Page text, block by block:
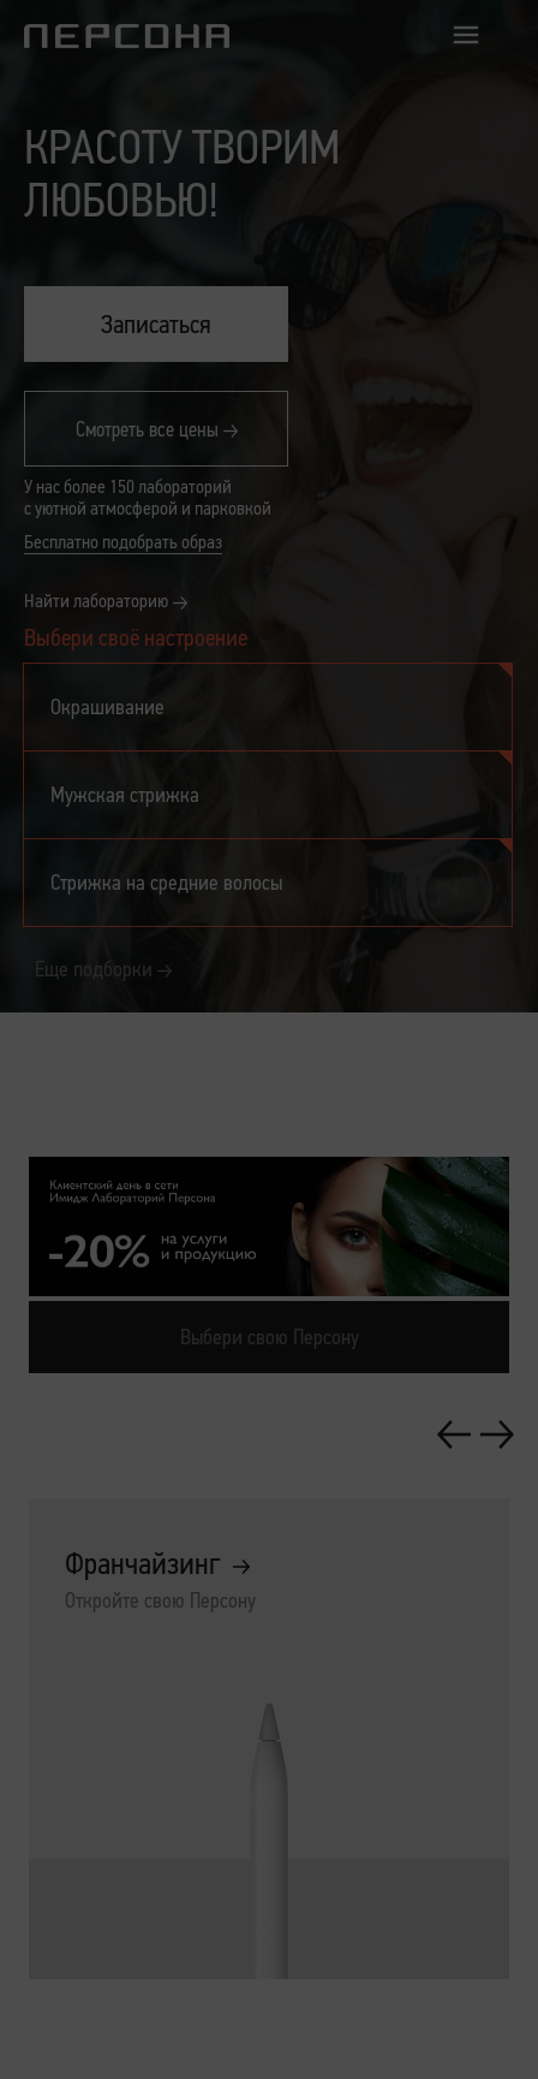
КРАСОТУ ТВОРИМ
ЛЮБОВЬЮ!
Записаться
Смотреть все цены
У нас более 150 лабораторий
с уютной атмосферой и парковкой
Бесплатно подобрать образ
Найти лабораторию
Выбери своё настроение
Окрашивание
Мужская стрижка
Стрижка на средние волосы
Еще подборки
Выбери свою Персону
Франчайзинг
Откройте свою Персону